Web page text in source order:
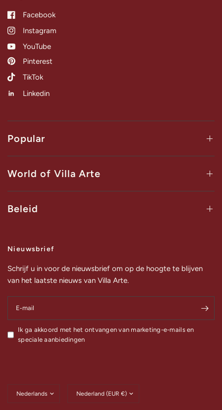
Facebook
Instagram
YouTube
Pinterest
TikTok
Linkedin
Popular
World of Villa Arte
Beleid
Nieuwsbrief
Schrijf u in voor de nieuwsbrief om op de hoogte te blijven
van het laatste nieuws van Villa Arte.
E‑mail
Ik ga akkoord met het ontvangen van marketing-e-mails en
speciale aanbiedingen